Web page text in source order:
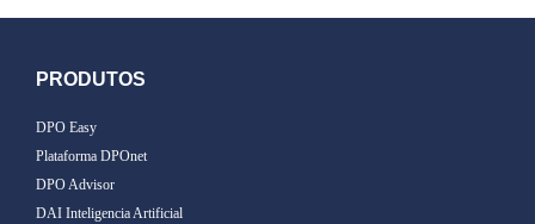
PRODUTOS
DPO Easy
Plataforma DPOnet
DPO Advisor
DAI Inteligencia Artificial